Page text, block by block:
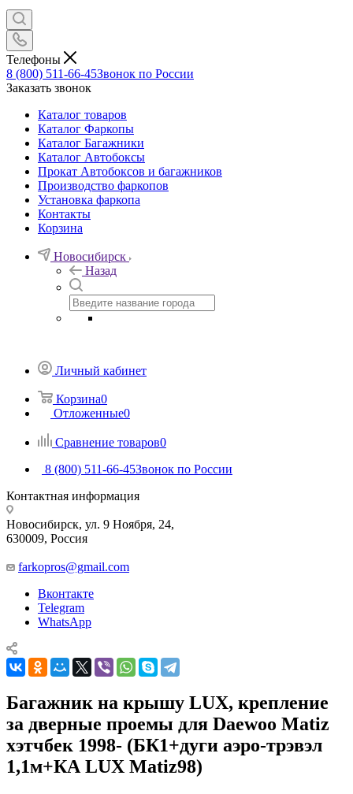
Телефоны
8 (800) 511-66-45Звонок по России
Заказать звонок
Каталог товаров
Каталог Фаркопы
Каталог Багажники
Каталог Автобоксы
Прокат Автобоксов и багажников
Производство фаркопов
Установка фаркопа
Контакты
Корзина
Новосибирск
Назад
Личный кабинет
Корзина0
Отложенные0
Сравнение товаров0
8 (800) 511-66-45Звонок по России
Контактная информация
Новосибирск, ул. 9 Ноября, 24,
630009, Россия
farkopros@gmail.com
Вконтакте
Telegram
WhatsApp
Багажник на крышу LUX, крепление
за дверные проемы для Daewoo Matiz
хэтчбек 1998- (БК1+дуги аэро-трэвэл
1,1м+КА LUX Matiz98)